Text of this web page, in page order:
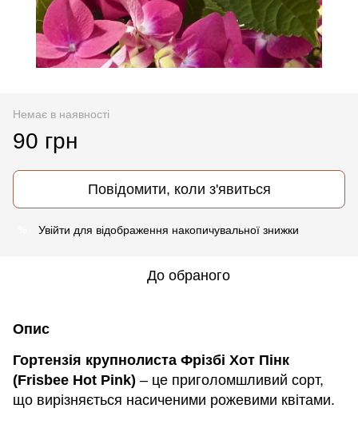
Немає в наявності
90 грн
Повідомити, коли з'явиться
Увійти для відображення накопичувальної знижки
До обраного
Опис
Гортензія крупнолиста Фрізбі Хот Пінк
(Frisbee Hot Pink) – це приголомшливий сорт,
що вирізняється насиченими рожевими квітами.